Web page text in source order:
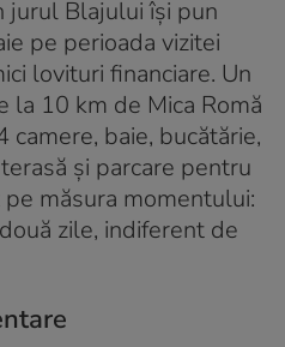
jurul Blajului își pun
pe perioada vizitei
lovituri financiare. Un
la 10 km de Mica Romă
camere, baie, bucătărie,
și parcare pentru
măsura momentului:
zile, indiferent de